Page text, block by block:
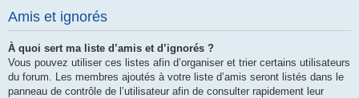
Amis et ignorés
À quoi sert ma liste d’amis et d’ignorés ?
Vous pouvez utiliser ces listes afin d’organiser et trier certains utilisateurs
du forum. Les membres ajoutés à votre liste d’amis seront listés dans le
panneau de contrôle de l’utilisateur afin de consulter rapidement leur